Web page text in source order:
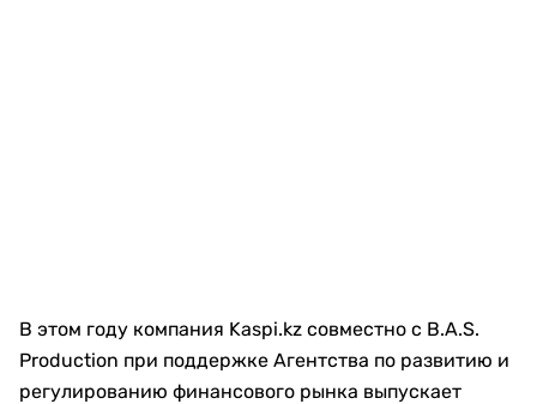
В этом году компания Kaspi.kz совместно с B.A.S.
Production при поддержке Агентства по развитию и
регулированию финансового рынка выпускает